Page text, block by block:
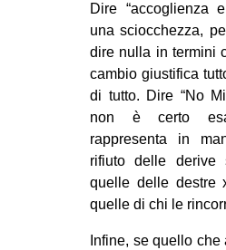
Dire “accoglienza
una sciocchezza,
dire nulla in termini
cambio giustifica
di tutto. Dire “No
non è certo
rappresenta in
rifiuto delle derive
quelle delle destre
quelle di chi le
Infine, se quello